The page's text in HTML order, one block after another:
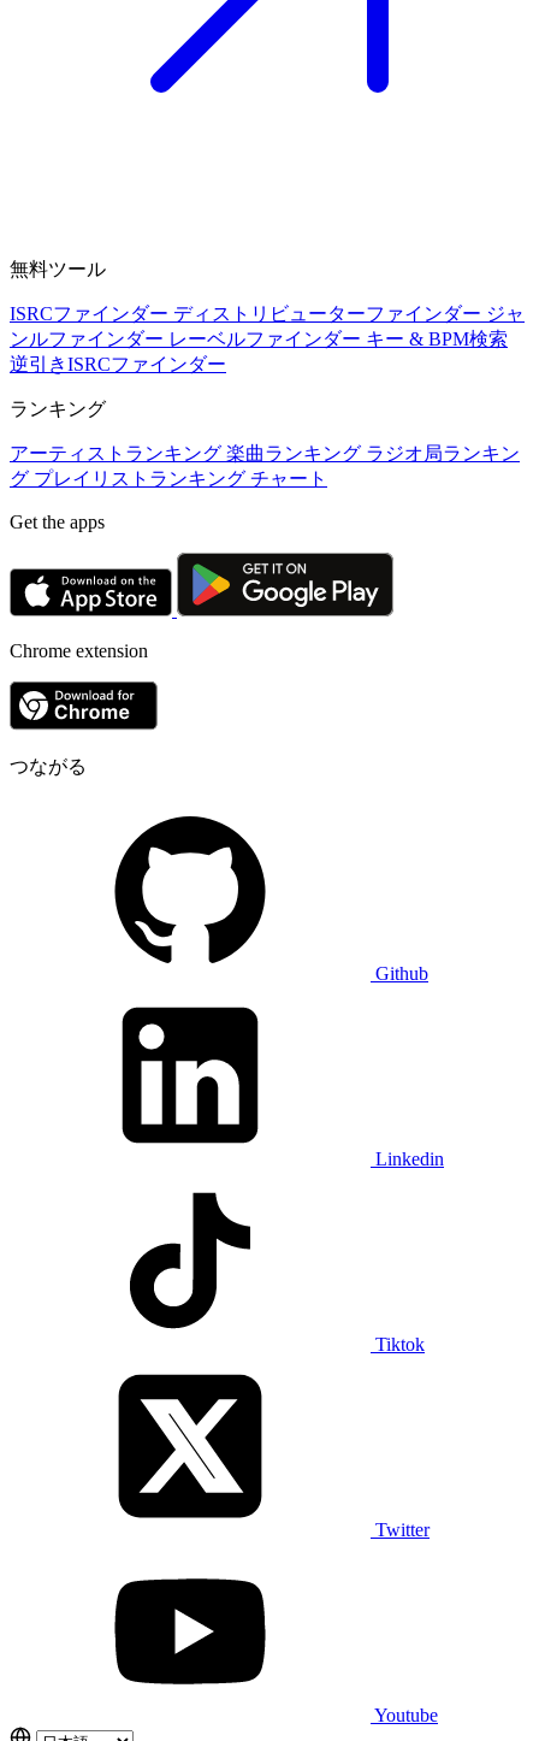
無料ツール
ISRCファインダー ディストリビューターファインダー ジャ
ンルファインダー レーベルファインダー キー & BPM検索
逆引きISRCファインダー
ランキング
アーティストランキング 楽曲ランキング ラジオ局ランキン
グ プレイリストランキング チャート
Get the apps
Chrome extension
つながる
Github
Linkedin
Tiktok
Twitter
Youtube